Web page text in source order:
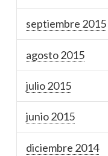
septiembre 2015
agosto 2015
julio 2015
junio 2015
diciembre 2014